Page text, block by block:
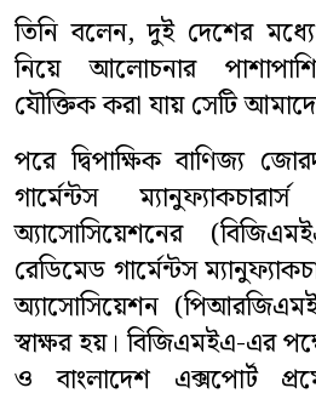
কৃষি
পাঁচ মিশালী
তিনি বলেন, দুই দেশের
নিয়ে আলোচনার
যৌক্তিক করা যায় সেটি
পরে দ্বিপাক্ষিক বাণিজ্য
গার্মেন্টস
অ্যাসোসিয়েশনের
রেডিমেড গার্মেন্টস
অ্যাসোসিয়েশন
স্বাক্ষর হয়। বিজিএমইএ-এর
ও বাংলাদেশ এক্সপোর্ট